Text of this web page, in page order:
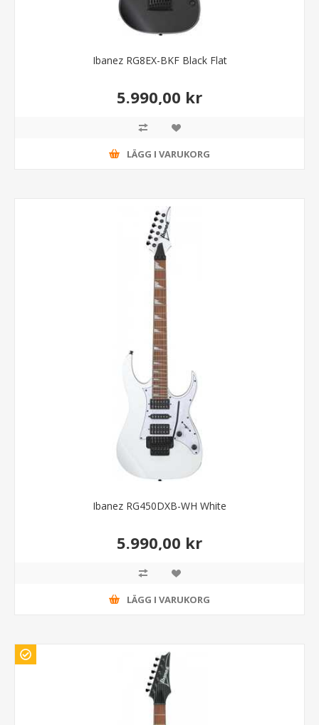
Ibanez RG8EX-BKF Black Flat
5.990,00 kr
LÄGG I VARUKORG
Ibanez RG450DXB-WH White
5.990,00 kr
LÄGG I VARUKORG